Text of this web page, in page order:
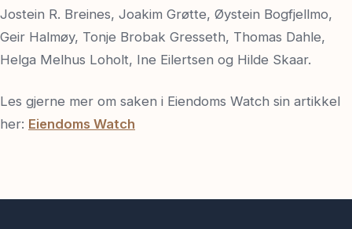
Jostein R. Breines, Joakim Grøtte, Øystein Bogfjellmo,
Geir Halmøy, Tonje Brobak Gresseth, Thomas Dahle,
Helga Melhus Loholt, Ine Eilertsen og Hilde Skaar.
Les gjerne mer om saken i Eiendoms Watch sin artikkel
her: Eiendoms Watch